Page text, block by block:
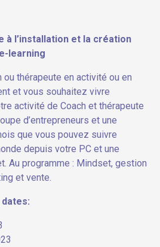
à l’installation et la création
learning
ou thérapeute en activité ou en
et vous souhaitez vivre
activité de Coach et thérapeute
d’entrepreneurs et une
que vous pouvez suivre
depuis votre PC et une
Au programme : Mindset, gestion
et vente.